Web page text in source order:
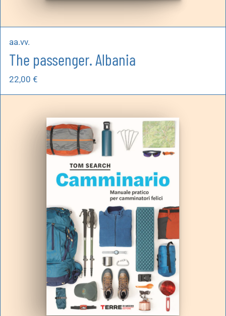
aa.vv.
The passenger. Albania
22,00 €